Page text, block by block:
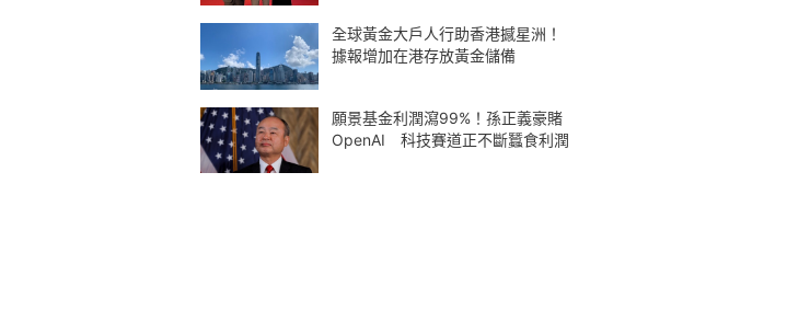
全球黃金大戶人行助香港撼星洲！
據報增加在港存放黃金儲備
願景基金利潤瀉99%！孫正義豪賭
OpenAI 科技賽道正不斷蠶食利潤